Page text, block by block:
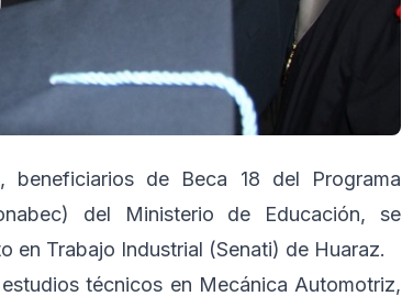
beneficiarios de Beca 18 del Programa
del Ministerio de Educación, se
en Trabajo Industrial (Senati) de Huaraz.
técnicos en Mecánica Automotriz,